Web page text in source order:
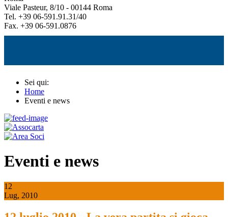
Viale Pasteur, 8/10 - 00144 Roma
Tel. +39 06-591.91.31/40
Fax. +39 06-591.0876
Sei qui:
Home
Eventi e news
Eventi e news
12
Lug, 2010